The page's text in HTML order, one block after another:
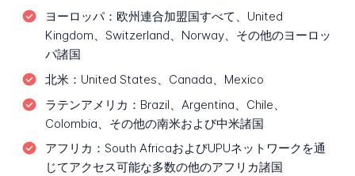
ヨーロッパ： 欧州連合加盟国すべて、United
Kingdom、Switzerland、Norway、その他のヨーロッ
パ諸国
北米： United States、Canada、Mexico
ラテンアメリカ： Brazil、Argentina、Chile、
Colombia、その他の南米および中米諸国
アフリカ： South AfricaおよびUPUネットワークを通
じてアクセス可能な多数の他のアフリカ諸国